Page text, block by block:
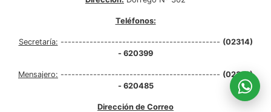
Teléfonos:
Secretaría: -------------------------------------------- (02314)
- 620399
Mensajero: -------------------------------------------- (02314)
- 620485
Dirección de Correo